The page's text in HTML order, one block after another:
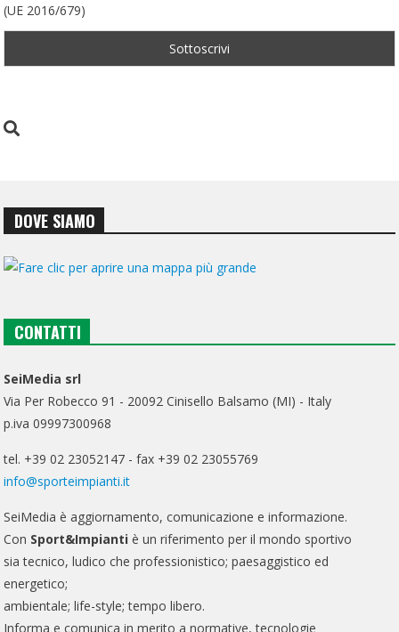
(UE 2016/679)
DOVE SIAMO
CONTATTI
SeiMedia srl
Via Per Robecco 91 - 20092 Cinisello Balsamo (MI) - Italy
p.iva 09997300968
tel. +39 02 23052147 - fax +39 02 23055769
info@sporteimpianti.it
SeiMedia è aggiornamento, comunicazione e informazione.
Con Sport&Impianti è un riferimento per il mondo sportivo
sia tecnico, ludico che professionistico; paesaggistico ed
energetico;
ambientale; life-style; tempo libero.
Informa e comunica in merito a normative, tecnologie